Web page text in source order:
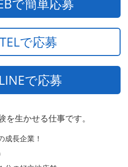
で簡単応募
で応募
で応募
を生かせる仕事です。
成長企業！